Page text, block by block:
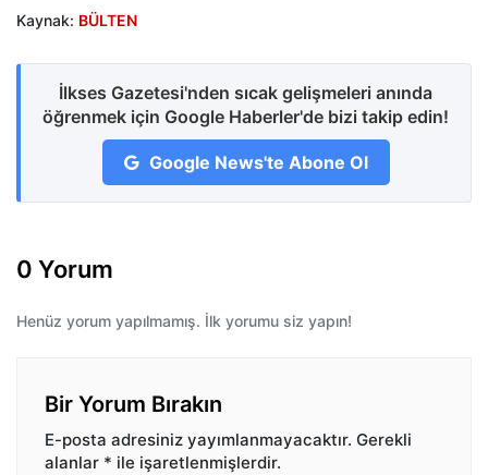
Kaynak: BÜLTEN
İlkses Gazetesi'nden sıcak gelişmeleri anında
öğrenmek için Google Haberler'de bizi takip edin!
Google News'te Abone Ol
0 Yorum
Henüz yorum yapılmamış. İlk yorumu siz yapın!
Bir Yorum Bırakın
E-posta adresiniz yayımlanmayacaktır. Gerekli
alanlar * ile işaretlenmişlerdir.